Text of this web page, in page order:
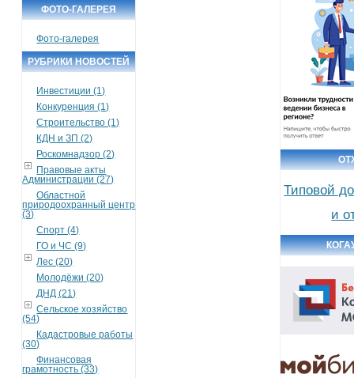
ФОТО-ГАЛЕРЕЯ
Фото-галерея
РУБРИКИ НОВОСТЕЙ
Инвестиции (1)
Конкуренция (1)
Строительство (1)
КДН и ЗП (2)
Роскомнадзор (2)
Правовые акты
Администрации (27)
Областной
природоохранный центр
(3)
Спорт (4)
ГО и ЧС (9)
Лес (20)
Молодёжи (20)
ДНД (21)
Сельское хозяйство
(54)
Кадастровые работы
(30)
Финансовая
грамотность (33)
Типовой
и